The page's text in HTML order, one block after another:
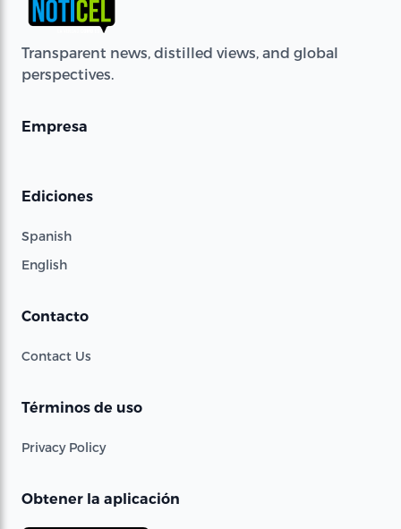
Transparent news, distilled views, and global
perspectives.
Empresa
Ediciones
Spanish
English
Contacto
Contact Us
Términos de uso
Privacy Policy
Obtener la aplicación